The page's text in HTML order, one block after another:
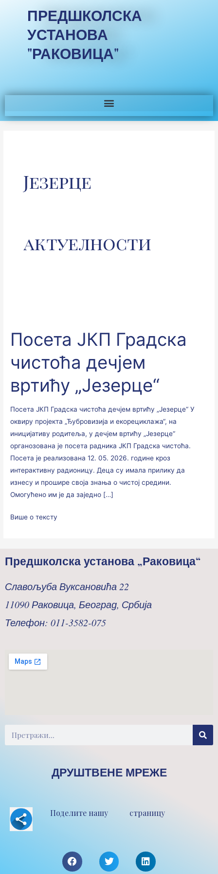
ПРЕДШКОЛСКА
УСТАНОВА
"РАКОВИЦА"
Језерце
актуелности
Посета ЈКП Градска
чистоћа дечјем
вртићу „Језерце“
Посета ЈКП Градска чистоћа дечјем вртићу „Језерце“ У
оквиру пројекта „Ђубровизија и екорециклажа“, на
иницијативу родитеља, у дечјем вртићу „Језерце“
органозована је посета радника ЈКП Градска чистоћа.
Посета је реализована 12. 05. 2026. године кроз
интерактивну радионицу. Деца су имала прилику да
изнесу и прошире своја знања о чистој средини.
Омогућено им је да заједно […]
Градска
чистоћа дечјем
вртићу
Више о тексту
Предшколска установа „Раковица“
Славољуба Вуксановића 22
11090 Раковица, Београд, Србија
Телефон: 011-3582-075
ДРУШТВЕНЕ МРЕЖЕ
Поделите нашу страницу